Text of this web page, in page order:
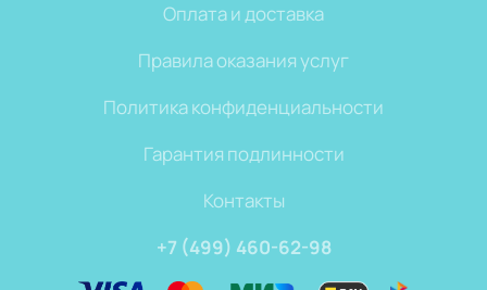
Оплата и доставка
Правила оказания услуг
Политика конфиденциальности
Гарантия подлинности
Контакты
+7 (499) 460-62-98